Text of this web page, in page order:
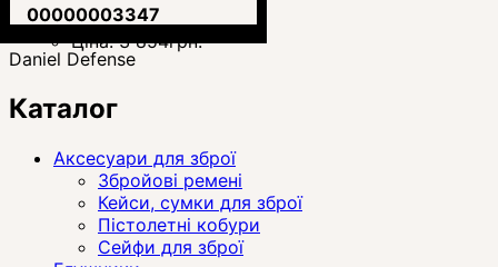
00000003347
Ціна:3 854грн.
Daniel Defense
Каталог
Аксесуари для зброї
Збройові ремені
Кейси, сумки для зброї
Пістолетні кобури
Сейфи для зброї